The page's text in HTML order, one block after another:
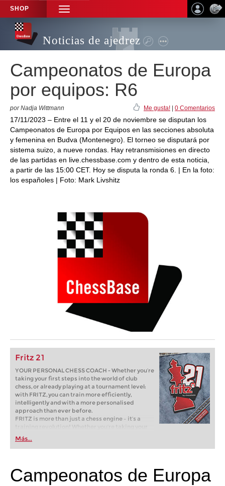
SHOP
TOGGLE
NAVIGATION
Noticias de ajedrez
Campeonatos de Europa
por equipos: R6
por Nadja Wittmann Me gusta! 0 Comentarios
17/11/2023 – Entre el 11 y el 20 de noviembre se disputan los
Campeonatos de Europa por Equipos en las secciones absoluta
y femenina en Budva (Montenegro). El torneo se disputará por
sistema suizo, a nueve rondas. Hay retransmisiones en directo
de las partidas en live.chessbase.com y dentro de esta noticia,
a partir de las 15:00 CET. Hoy se disputa la ronda 6. | En la foto:
los españoles | Foto: Mark Livshitz
Fritz 21
YOUR PERSONAL CHESS COACH - Whether you’re
taking your first steps into the world of club
chess, or already playing at a tournament level:
with FRITZ, you can train more efficiently,
intelligently and with a more personalised
approach than ever before.
FRITZ is more than just a chess engine – it’s a
training revolution! Whether you’re taking your
first steps into the world of club chess, or already
playing at a tournament level: with FRITZ, you can
train more efficiently, intelligently and with a
Más...
Campeonatos de Europa